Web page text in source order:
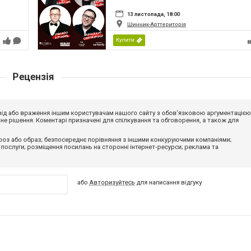
13 листопада, 18:00
Шинник-Арттериторія
Купити
Рецензія
або враження іншим користувачам нашого сайту з обов'язковою аргументацією
рішення. Коментарі призначені для спілкування та обговорення, а також для
або образ; безпосереднє порівняння з іншими конкуруючими компаніями;
розміщення посилань на сторонні інтернет-ресурси; реклама та
або Авторизуйтесь для написання відгуку